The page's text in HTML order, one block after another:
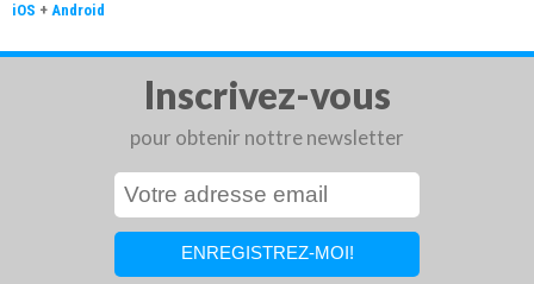
iOS + Android
Inscrivez-vous
pour obtenir nottre newsletter